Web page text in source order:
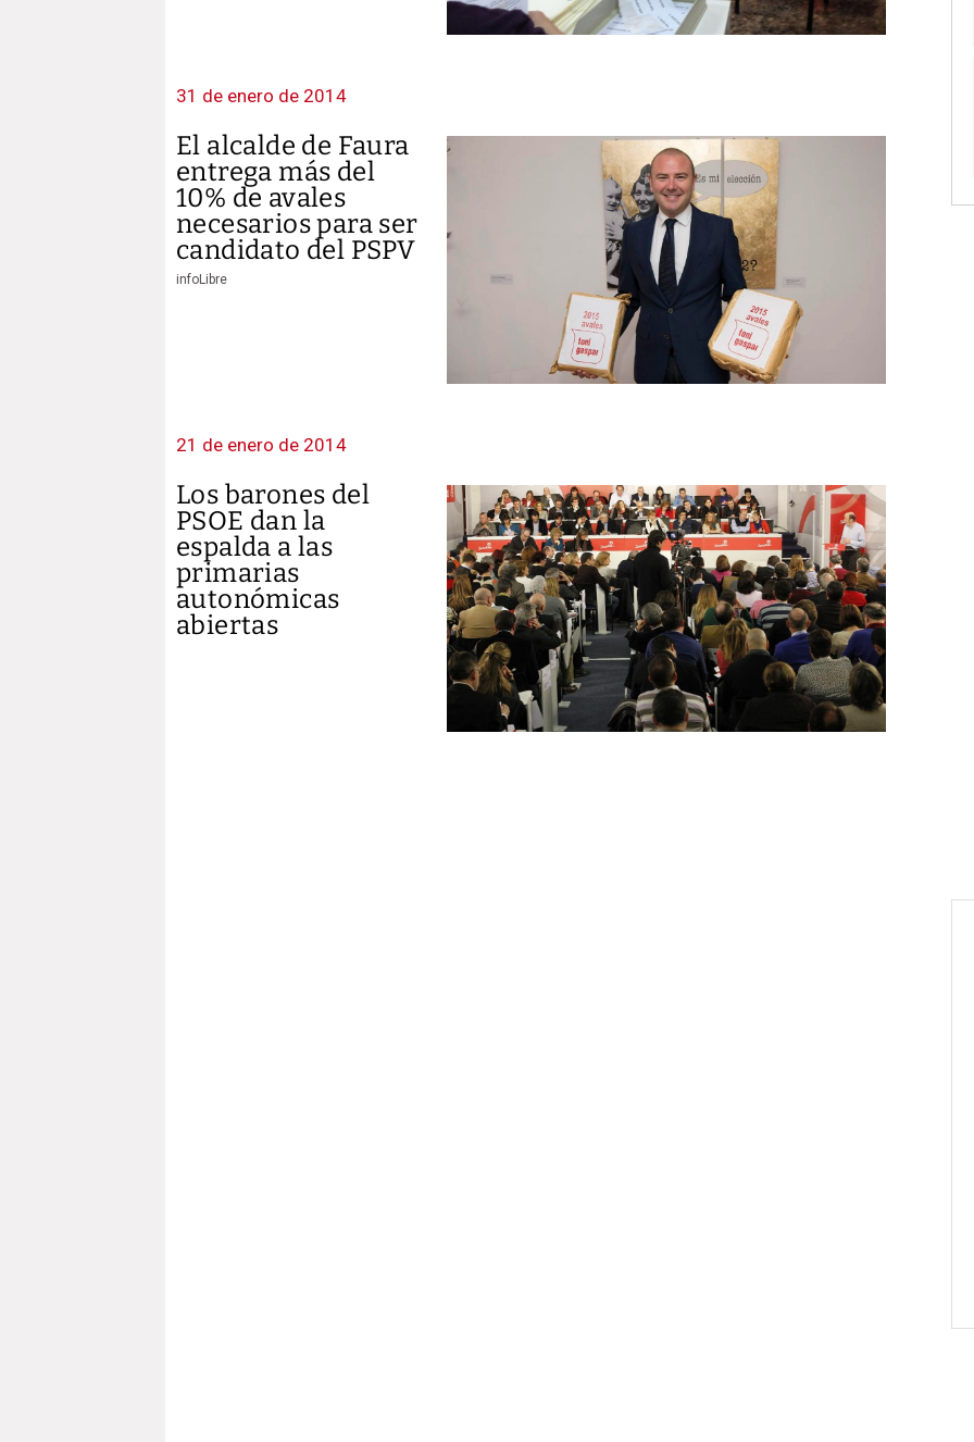
31 de enero de 2014
El alcalde de Faura
entrega más del
10% de avales
necesarios para ser
candidato del PSPV
infoLibre
21 de enero de 2014
Los barones del
PSOE dan la
espalda a las
primarias
autonómicas
abiertas